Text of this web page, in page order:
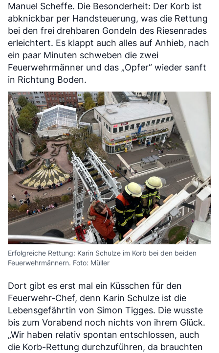
Manuel Scheffe. Die Besonderheit: Der Korb ist
abknickbar per Handsteuerung, was die Rettung
bei den frei drehbaren Gondeln des Riesenrades
erleichtert. Es klappt auch alles auf Anhieb, nach
ein paar Minuten schweben die zwei
Feuerwehrmänner und das „Opfer“ wieder sanft
in Richtung Boden.
Erfolgreiche Rettung: Karin Schulze im Korb bei den beiden
Feuerwehrmännern. Foto: Müller
Dort gibt es erst mal ein Küsschen für den
Feuerwehr-Chef, denn Karin Schulze ist die
Lebensgefährtin von Simon Tigges. Die wusste
bis zum Vorabend noch nichts von ihrem Glück.
„Wir haben relativ spontan entschlossen, auch
die Korb-Rettung durchzuführen, da brauchten